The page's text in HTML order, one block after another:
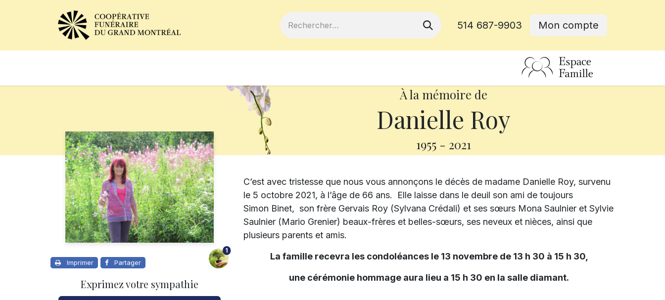
514 687-9903 Mon compte
À la mémoire de
Danielle Roy
1955 - 2021
Imprimer Partager
1
Exprimez votre sympathie
C’est avec tristesse que nous vous annonçons le décès de madame Danielle Roy, survenu
le 5 octobre 2021, à l’âge de 66 ans.
Elle laisse dans le deuil son ami de toujours
Simon Binet, son frère Gervais Roy (Sylvana Crédali) et ses sœurs Mona Saulnier et Sylvie
Saulnier (Mario Grenier) beaux-frères et belles-sœurs, ses neveux et nièces, ainsi que
plusieurs parents et amis.
La famille recevra les condoléances le 13 novembre de 13 h 30 à 15 h 30,
une cérémonie hommage aura lieu a 15 h 30 en la salle diamant.